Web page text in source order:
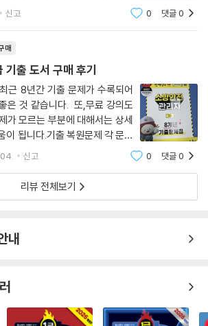
!! 강의 들으면서 핵심만 공부해
표라서요.박문각 책 한권으로 합
신고 0 댓글0
매
출 도서 구매 후기
근 8년간 기출 문제가 수록되어
은 것 같습니다. 또,무료 강의도
가 모르는 부분에 대해서는 상세
이 됩니다.기출 복원문제 각 문항
아보기 쉽게 해설 설명이 되어있
신고 0 댓글0
리뷰 전체보기
내